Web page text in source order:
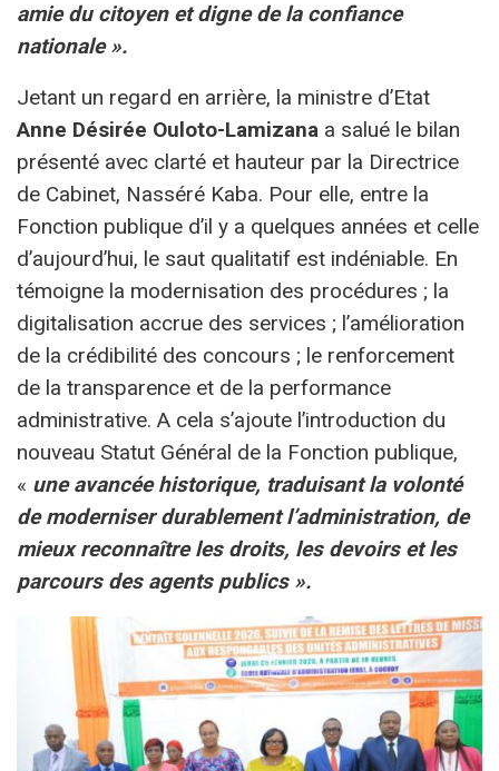
amie du citoyen et digne de la confiance
nationale ».
Jetant un regard en arrière, la ministre d’Etat
Anne Désirée Ouloto-Lamizana a salué le bilan
présenté avec clarté et hauteur par la Directrice
de Cabinet, Nasséré Kaba. Pour elle, entre la
Fonction publique d’il y a quelques années et celle
d’aujourd’hui, le saut qualitatif est indéniable. En
témoigne la modernisation des procédures ; la
digitalisation accrue des services ; l’amélioration
de la crédibilité des concours ; le renforcement
de la transparence et de la performance
administrative. A cela s’ajoute l’introduction du
nouveau Statut Général de la Fonction publique,
« une avancée historique, traduisant la volonté
de moderniser durablement l’administration, de
mieux reconnaître les droits, les devoirs et les
parcours des agents publics ».